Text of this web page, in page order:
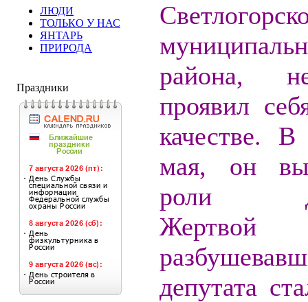
ЛЮДИ
ТОЛЬКО У НАС
ЯНТАРЬ
ПРИРОДА
Праздники
района,
проявил
качестве.
мая, он
роли
Жертвой
депутата